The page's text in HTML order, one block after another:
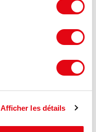
Afficher les détails